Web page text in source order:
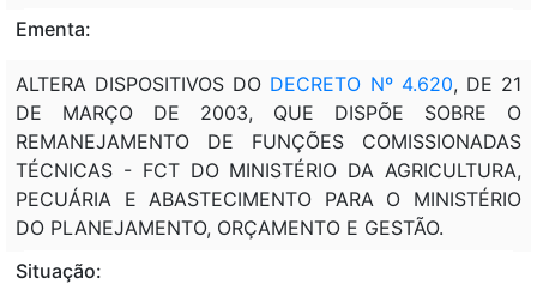
Ementa:
ALTERA DISPOSITIVOS DO DECRETO Nº 4.620, DE 21
DE MARÇO DE 2003, QUE DISPÕE SOBRE O
REMANEJAMENTO DE FUNÇÕES COMISSIONADAS
TÉCNICAS - FCT DO MINISTÉRIO DA AGRICULTURA,
PECUÁRIA E ABASTECIMENTO PARA O MINISTÉRIO
DO PLANEJAMENTO, ORÇAMENTO E GESTÃO.
Situação: